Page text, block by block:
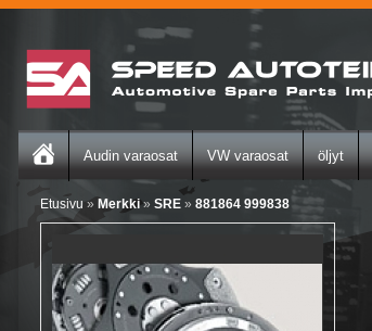
Audin varaosat VW varaosat öljyt
Etusivu » Merkki» SRE » 881864 999838